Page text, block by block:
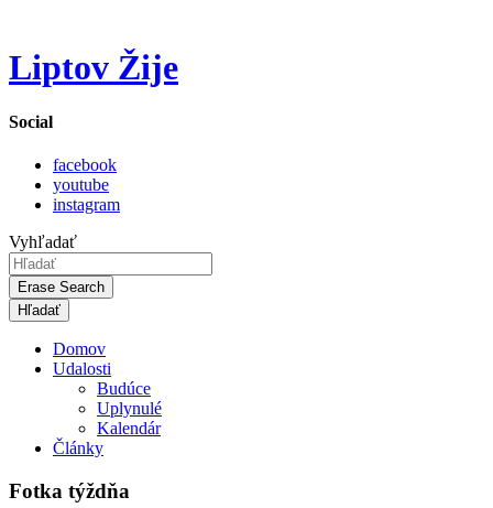
Liptov Žije
Social
facebook
youtube
instagram
Vyhľadať
Erase Search
Domov
Udalosti
Budúce
Uplynulé
Kalendár
Články
Fotka týždňa